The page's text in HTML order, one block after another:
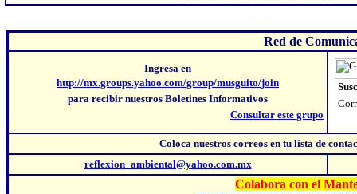
Red de
Ingresa en
http://mx.groups.yahoo.com/group/musguito/join
para recibir nuestros Boletines Informativos
Consultar este grupo
Coloca nuestros correos en tu lista de
reflexion_ambiental@yahoo.com.mx
Colabora con el